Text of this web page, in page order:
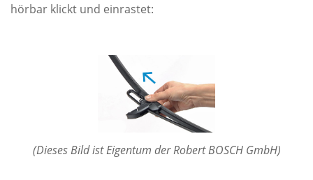
hörbar klickt und einrastet:
(Dieses Bild ist Eigentum der Robert BOSCH GmbH)